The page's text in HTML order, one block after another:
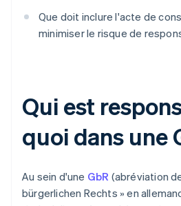
Que doit inclure l'acte de
minimiser le risque de
Qui est
quoi dans une
Au sein d'une GbR (abréviation
bürgerlichen Rechts » en